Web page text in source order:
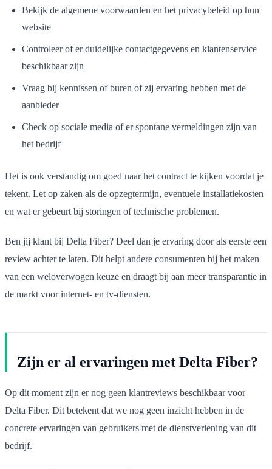
Bekijk de algemene voorwaarden en het privacybeleid op hun
website
Controleer of er duidelijke contactgegevens en klantenservice
beschikbaar zijn
Vraag bij kennissen of buren of zij ervaring hebben met de
aanbieder
Check op sociale media of er spontane vermeldingen zijn van
het bedrijf
Het is ook verstandig om goed naar het contract te kijken voordat je
tekent. Let op zaken als de opzegtermijn, eventuele installatiekosten
en wat er gebeurt bij storingen of technische problemen.
Ben jij klant bij Delta Fiber? Deel dan je ervaring door als eerste een
review achter te laten. Dit helpt andere consumenten bij het maken
van een weloverwogen keuze en draagt bij aan meer transparantie in
de markt voor internet- en tv-diensten.
Zijn er al ervaringen met Delta Fiber?
Op dit moment zijn er nog geen klantreviews beschikbaar voor
Delta Fiber. Dit betekent dat we nog geen inzicht hebben in de
concrete ervaringen van gebruikers met de dienstverlening van dit
bedrijf.